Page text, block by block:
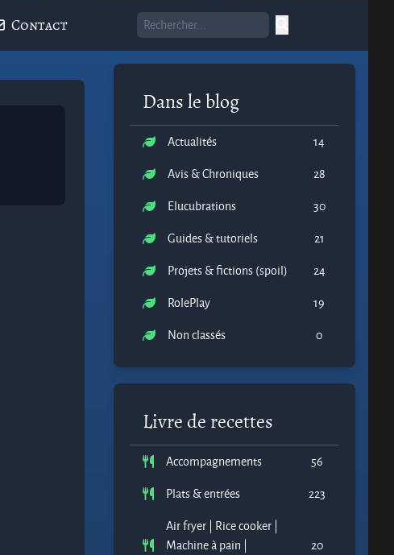
Contact
Dans le blog
Actualités
14
Avis & Chroniques
28
Elucubrations
30
Guides & tutoriels
21
Projets & fictions (spoil)
24
RolePlay
19
Non classés
0
Livre de recettes
Accompagnements
56
Plats & entrées
223
Air fryer | Rice cooker |
Machine à pain |
20